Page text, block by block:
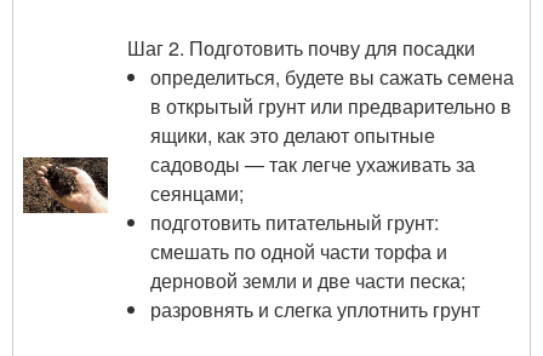
Шаг 2. Подготовить почву для посадки
определиться, будете вы сажать семена
в открытый грунт или предварительно в
ящики, как это делают опытные
садоводы — так легче ухаживать за
сеянцами;
подготовить питательный грунт:
смешать по одной части торфа и
дерновой земли и две части песка;
разровнять и слегка уплотнить грунт